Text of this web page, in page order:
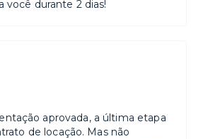
você durante 2 dias!
aprovada, a última etapa
de locação. Mas não